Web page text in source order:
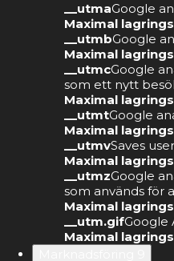
__utmaGoogle
Maximal
__utmbGoogle
Maximal
__utmcGoogle
som ett nytt
Maximal
__utmtGoogle
Maximal
__utmvSaves
Maximal
__utmzGoogle
som används för
Maximal
__utm.gifGoogle
Maximal